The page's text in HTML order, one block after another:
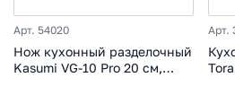
Арт. 54020
Нож кухонный разделочный
Kasumi VG-10 Pro 20 см,
Арт.